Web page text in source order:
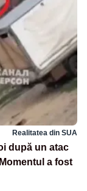
Realitatea din SUA
după un atac
a fost